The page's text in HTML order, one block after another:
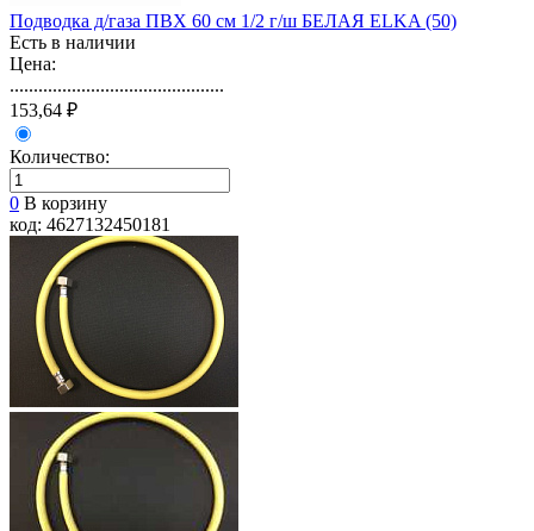
Подводка д/газа ПВХ 60 см 1/2 г/ш БЕЛАЯ ELKA (50)
Есть в наличии
Цена:
.............................................
153,64 ₽
Количество:
0 В корзину
код: 4627132450181